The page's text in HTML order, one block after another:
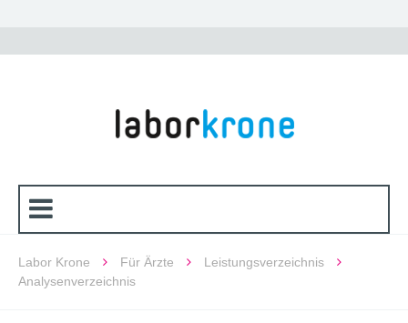
Labor Krone Für Ärzte
Leistungsverzeichnis
Analysenverzeichnis